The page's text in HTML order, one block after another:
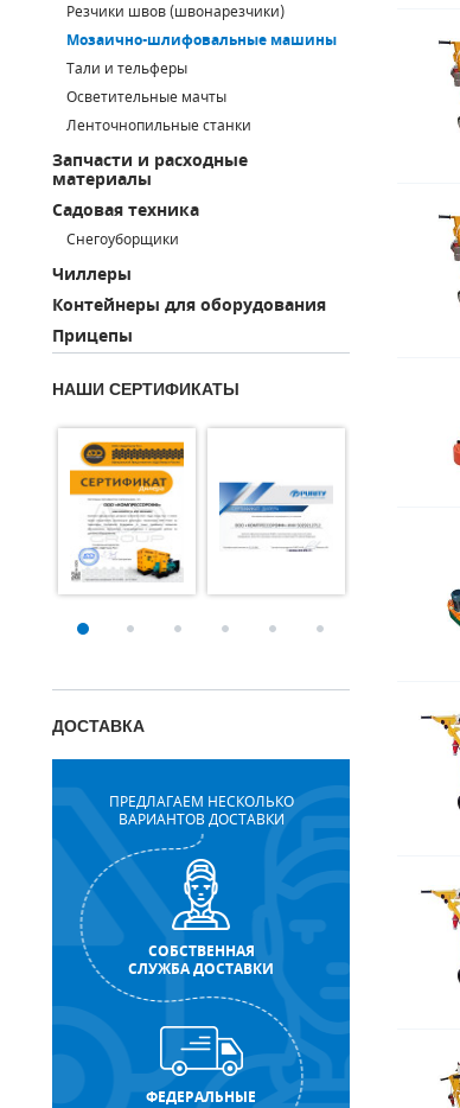
Резчики швов (швонарезчики)
Мозаично-шлифовальные машины
Тали и тельферы
Осветительные мачты
Ленточнопильные станки
Запчасти и расходные
материалы
Садовая техника
Снегоуборщики
Чиллеры
Контейнеры для оборудования
Прицепы
НАШИ СЕРТИФИКАТЫ
ДОСТАВКА
ПРЕДЛАГАЕМ НЕСКОЛЬКО
ВАРИАНТОВ ДОСТАВКИ
СОБСТВЕННАЯ
СЛУЖБА ДОСТАВКИ
ФЕДЕРАЛЬНЫЕ
ПОРШНЕВЫЕ БЛОКИ
ДЕТАЛИ ПОРШНЕВЫХ КОМПРЕССОРОВ
ДЕТАЛИ СПИРАЛЬНЫХ КОМПРЕССОРОВ
ДЕТАЛИ НАСОСНОЙ ЧАСТИ
ДЕТАЛИ ПОГРУЖНЫХ НАСОСОВ
ШЛАНГИ ДЛЯ МОТОПОМП
ДЛЯ ВАКУУМНЫХ НАСОСОВ